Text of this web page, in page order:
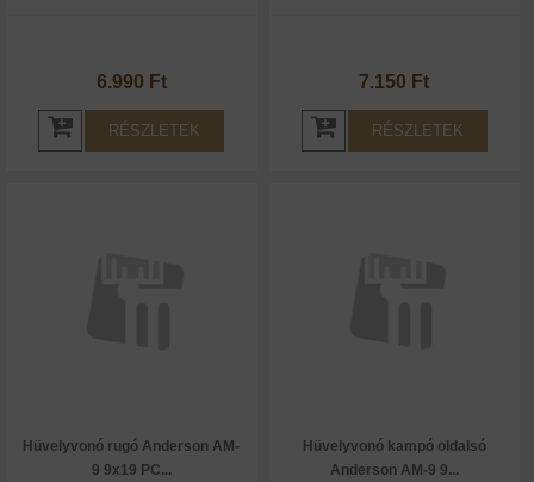
6.990 Ft
RÉSZLETEK
7.150 Ft
RÉSZLETEK
Hüvelyvonó rugó Anderson AM-
9 9x19 PC...
Hüvelyvonó kampó oldalsó
Anderson AM-9 9...